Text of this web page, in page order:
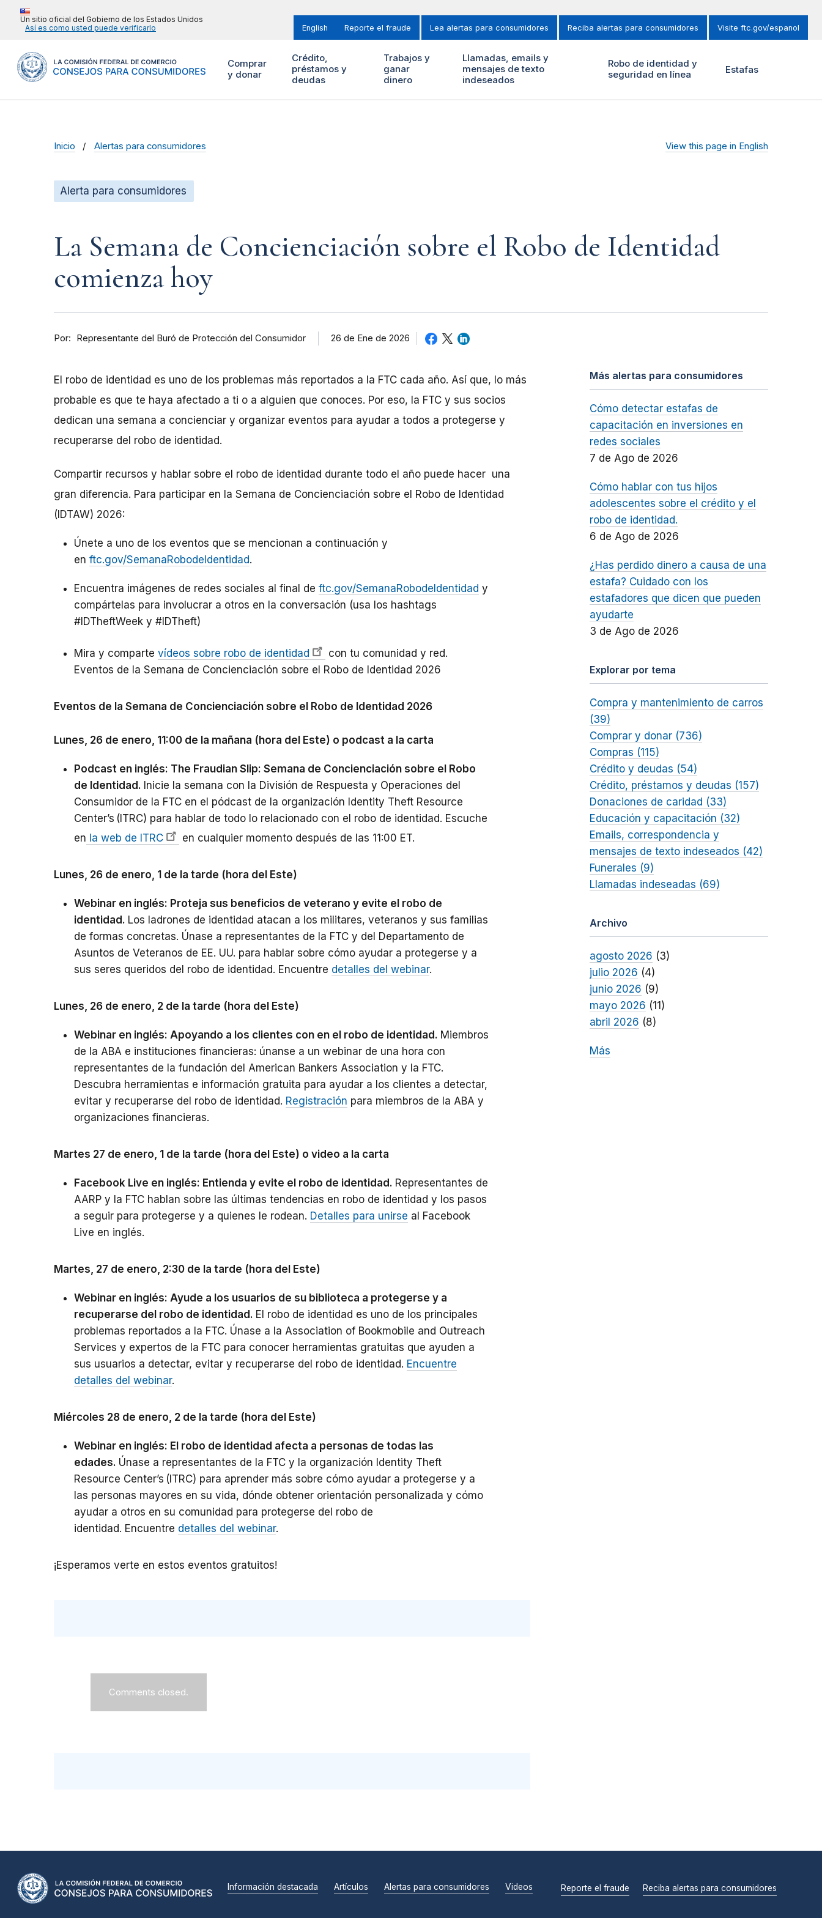
Un sitio oficial del Gobierno de los Estados Unidos
Así es como usted puede verificarlo
English Reporte el fraude Lea alertas para consumidores Reciba alertas para consumidores Visite ftc.gov/espanol
Comprar
y donar
Crédito,
préstamos y
deudas
Trabajos y
ganar
dinero
Llamadas, emails y
mensajes de texto
indeseados
Robo de identidad y
seguridad en línea
Estafas
Inicio Alertas para consumidores View this page in English
Alerta para consumidores
La Semana de Concienciación sobre el Robo de Identidad
comienza hoy
Por Representante del Buró de Protección del Consumidor 26 de Ene de 2026
El robo de identidad es uno de los problemas más reportados a la FTC cada año. Así que, lo más
probable es que te haya afectado a ti o a alguien que conoces. Por eso, la FTC y sus socios
dedican una semana a concienciar y organizar eventos para ayudar a todos a protegerse y
recuperarse del robo de identidad.
Compartir recursos y hablar sobre el robo de identidad durante todo el año puede hacer una
gran diferencia. Para participar en la Semana de Concienciación sobre el Robo de Identidad
(IDTAW) 2026:
Únete a uno de los eventos que se mencionan a continuación y
en ftc.gov/SemanaRobodeIdentidad.
Encuentra imágenes de redes sociales al final de ftc.gov/SemanaRobodeIdentidad y
compártelas para involucrar a otros en la conversación (usa los hashtags
#IDTheftWeek y #IDTheft)
Mira y comparte vídeos sobre robo de identidad
con tu comunidad y red.
Eventos de la Semana de Concienciación sobre el Robo de Identidad 2026
Eventos de la Semana de Concienciación sobre el Robo de Identidad 2026
Lunes, 26 de enero, 11:00 de la mañana (hora del Este) o podcast a la carta
Podcast en inglés: The Fraudian Slip: Semana de Concienciación sobre el Robo
de Identidad. Inicie la semana con la División de Respuesta y Operaciones del
Consumidor de la FTC en el pódcast de la organización Identity Theft Resource
Center’s (ITRC) para hablar de todo lo relacionado con el robo de identidad. Escuche
en la web de ITRC en cualquier momento después de las 11:00 ET.
Lunes, 26 de enero, 1 de la tarde (hora del Este)
Webinar en inglés: Proteja sus beneficios de veterano y evite el robo de
identidad. Los ladrones de identidad atacan a los militares, veteranos y sus familias
de formas concretas. Únase a representantes de la FTC y del Departamento de
Asuntos de Veteranos de EE. UU. para hablar sobre cómo ayudar a protegerse y a
sus seres queridos del robo de identidad. Encuentre detalles del webinar.
Lunes, 26 de enero, 2 de la tarde (hora del Este)
Webinar en inglés: Apoyando a los clientes con en el robo de identidad. Miembros
de la ABA e instituciones financieras: únanse a un webinar de una hora con
representantes de la fundación del American Bankers Association y la FTC.
Descubra herramientas e información gratuita para ayudar a los clientes a detectar,
evitar y recuperarse del robo de identidad. Registración para miembros de la ABA y
organizaciones financieras.
Martes 27 de enero, 1 de la tarde (hora del Este) o video a la carta
Facebook Live en inglés: Entienda y evite el robo de identidad. Representantes de
AARP y la FTC hablan sobre las últimas tendencias en robo de identidad y los pasos
a seguir para protegerse y a quienes le rodean. Detalles para unirse al Facebook
Live en inglés.
Martes, 27 de enero, 2:30 de la tarde (hora del Este)
Webinar en inglés: Ayude a los usuarios de su biblioteca a protegerse y a
recuperarse del robo de identidad. El robo de identidad es uno de los principales
problemas reportados a la FTC. Únase a la Association of Bookmobile and Outreach
Services y expertos de la FTC para conocer herramientas gratuitas que ayuden a
sus usuarios a detectar, evitar y recuperarse del robo de identidad. Encuentre
detalles del webinar.
Miércoles 28 de enero, 2 de la tarde (hora del Este)
Webinar en inglés: El robo de identidad afecta a personas de todas las
edades. Únase a representantes de la FTC y la organización Identity Theft
Resource Center’s (ITRC) para aprender más sobre cómo ayudar a protegerse y a
las personas mayores en su vida, dónde obtener orientación personalizada y cómo
ayudar a otros en su comunidad para protegerse del robo de
identidad. Encuentre detalles del webinar.
¡Esperamos verte en estos eventos gratuitos!
Comments closed.
Más alertas para consumidores
Cómo detectar estafas de
capacitación en inversiones en
redes sociales
7 de Ago de 2026
Cómo hablar con tus hijos
adolescentes sobre el crédito y el
robo de identidad.
6 de Ago de 2026
¿Has perdido dinero a causa de una
estafa? Cuidado con los
estafadores que dicen que pueden
ayudarte
3 de Ago de 2026
Explorar por tema
Compra y mantenimiento de carros
(39)
Comprar y donar (736)
Compras (115)
Crédito y deudas (54)
Crédito, préstamos y deudas (157)
Donaciones de caridad (33)
Educación y capacitación (32)
Emails, correspondencia y
mensajes de texto indeseados (42)
Funerales (9)
Llamadas indeseadas (69)
Archivo
agosto 2026 (3)
julio 2026 (4)
junio 2026 (9)
mayo 2026 (11)
abril 2026 (8)
Más
Información destacada Artículos Alertas para consumidores Videos Reporte el fraude Reciba alertas para consumidores